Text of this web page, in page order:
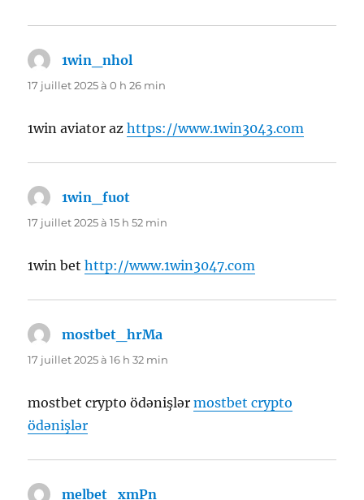
1win_nhol
17 juillet 2025 à 0 h 26 min
1win aviator azhttps://www.1win3043.com
1win_fuot
17 juillet 2025 à 15 h 52 min
1win bethttp://www.1win3047.com
mostbet_hrMa
17 juillet 2025 à 16 h 32 min
mostbet crypto ödənişlərmostbet crypto
ödənişlər
melbet_xmPn